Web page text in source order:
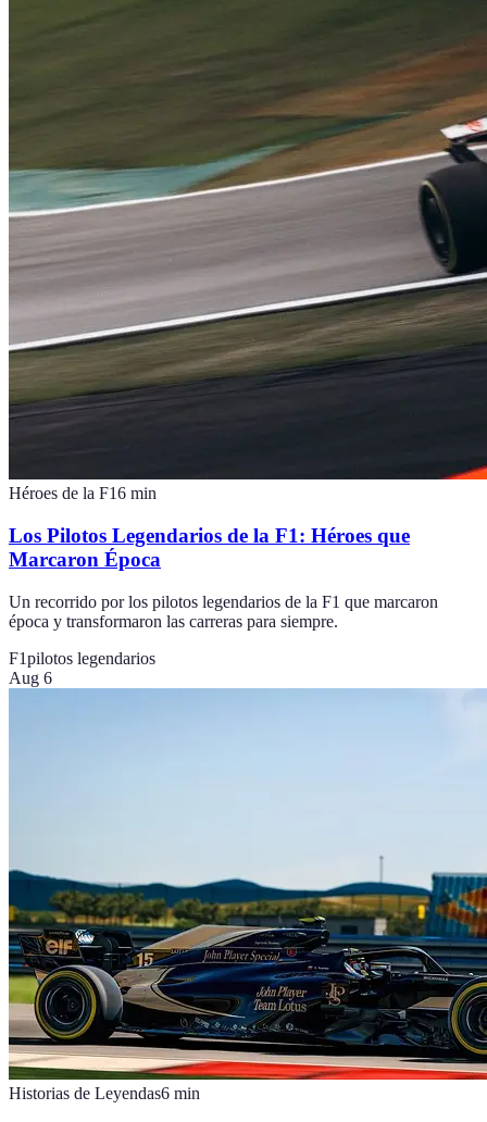
Héroes de la F16 min
Los Pilotos Legendarios de la F1: Héroes que
Marcaron Época
Un recorrido por los pilotos legendarios de la F1 que marcaron
época y transformaron las carreras para siempre.
F1pilotos legendarios
Aug 6
Historias de Leyendas6 min